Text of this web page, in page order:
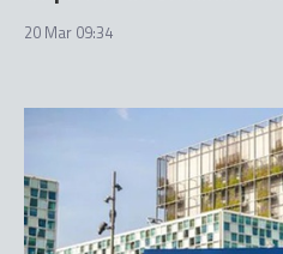
20 Mar 09:34